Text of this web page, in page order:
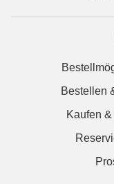
Bestellen
Kaufen